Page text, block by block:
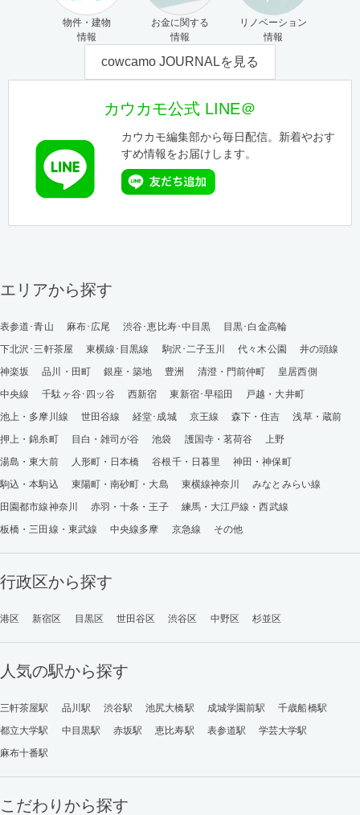
物件・建物
情報
お金に関する
情報
リノベーション
情報
cowcamo JOURNALを見る
カウカモ公式 LINE＠
カウカモ編集部から毎日配信。新着やおす
すめ情報をお届けします。
エリアから探す
表参道･青山 麻布･広尾 渋谷･恵比寿･中目黒
目黒･白金高輪
下北沢･三軒茶屋
東横線･目黒線 駒沢･二子玉川 代々木公園
井の頭線
神楽坂
品川・田町 銀座・築地 豊洲 清澄・門前仲町
皇居西側
中央線
千駄ヶ谷･四ッ谷 西新宿 東新宿･早稲田
戸越・大井町
池上・多摩川線
世田谷線 経堂･成城 京王線 森下・住吉
浅草・蔵前
押上・錦糸町
目白・雑司が谷 池袋 護国寺・茗荷谷
上野
湯島・東大前
人形町・日本橋 谷根千・日暮里
神田・神保町
駒込・本駒込
東陽町・南砂町・大島 東横線神奈川
みなとみらい線
田園都市線神奈川
赤羽・十条・王子
練馬・大江戸線・西武線
板橋・三田線・東武線
中央線多摩 京急線 その他
行政区から探す
港区 新宿区 目黒区 世田谷区 渋谷区 中野区 杉並区
人気の駅から探す
三軒茶屋駅 品川駅 渋谷駅 池尻大橋駅 成城学園前駅
千歳船橋駅
都立大学駅
中目黒駅 赤坂駅 恵比寿駅 表参道駅
学芸大学駅
麻布十番駅
こだわりから探す